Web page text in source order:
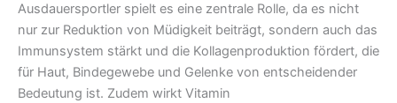
Ausdauersportler spielt es eine zentrale Rolle, da es nicht
nur zur Reduktion von Müdigkeit beiträgt, sondern auch das
Immunsystem stärkt und die Kollagenproduktion fördert, die
für Haut, Bindegewebe und Gelenke von entscheidender
Bedeutung ist. Zudem wirkt Vitamin